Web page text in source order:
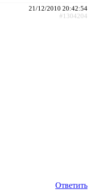
21/12/2010 20:42:54
#1304204
Ответить